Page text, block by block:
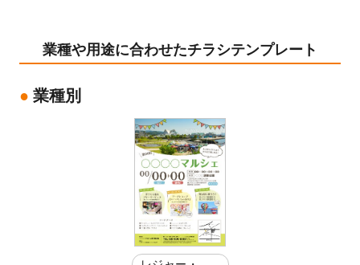
業種や用途に合わせたチラシテンプレート
業種別